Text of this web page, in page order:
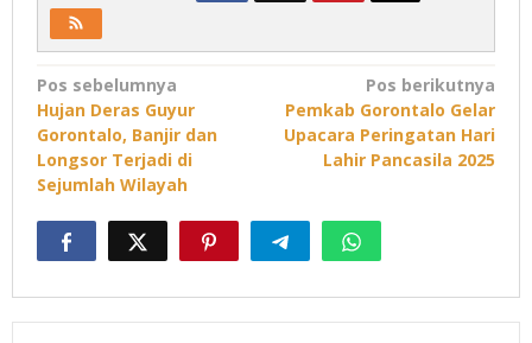
Navigasi
pos
Pos sebelumnya
Hujan Deras Guyur
Gorontalo, Banjir dan
Longsor Terjadi di
Sejumlah Wilayah
Pos berikutnya
Pemkab Gorontalo Gelar
Upacara Peringatan Hari
Lahir Pancasila 2025